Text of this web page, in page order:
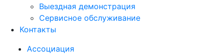
Выездная демонстрация
Сервисное обслуживание
Контакты
Ассоциация